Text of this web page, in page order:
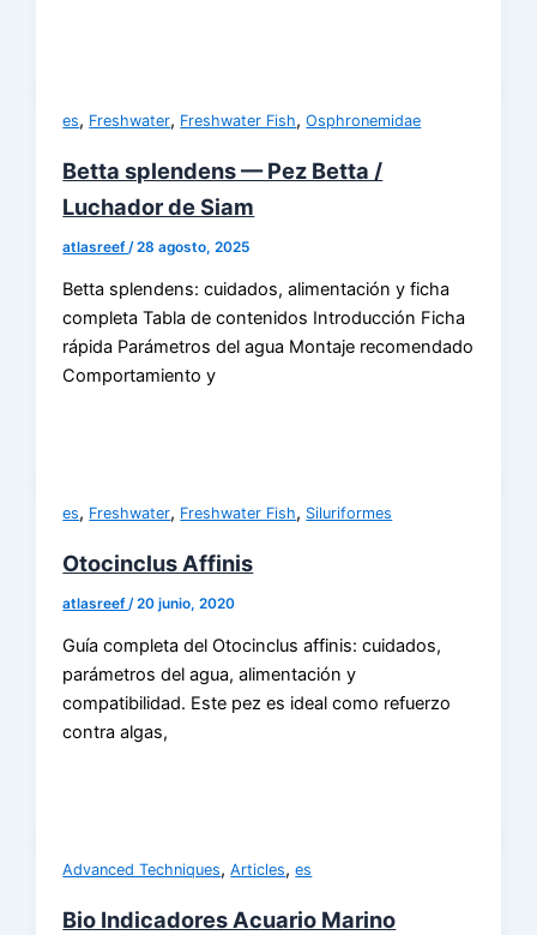
es, Freshwater, Freshwater Fish,Osphronemidae
Betta splendens — Pez Betta /
Luchador de Siam
atlasreef /28 agosto, 2025
Betta splendens: cuidados, alimentación y ficha
completa Tabla de contenidos Introducción Ficha
rápida Parámetros del agua Montaje recomendado
Comportamiento y
es, Freshwater, Freshwater Fish, Siluriformes
Otocinclus Affinis
atlasreef/20 junio, 2020
Guía completa del Otocinclus affinis: cuidados,
parámetros del agua, alimentación y
compatibilidad. Este pez es ideal como refuerzo
contra algas,
Advanced Techniques,Articles,es
Bio Indicadores Acuario Marino